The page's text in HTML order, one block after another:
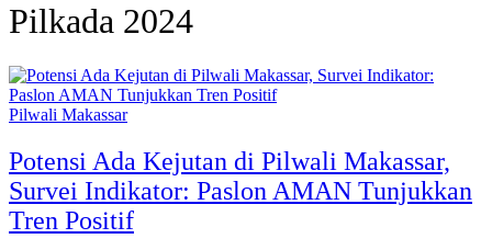
Pilkada 2024
Pilwali Makassar
Potensi Ada Kejutan di Pilwali Makassar,
Survei Indikator: Paslon AMAN Tunjukkan
Tren Positif